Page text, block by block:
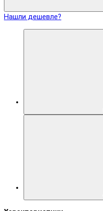
Нашли дешевле?